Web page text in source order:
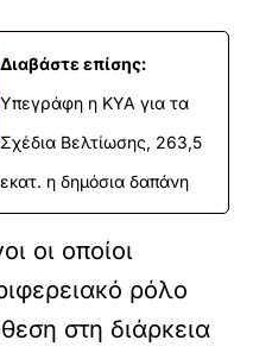
Διαβάστε επίσης:
Υπεγράφη η ΚΥΑ για τα
Σχέδια Βελτίωσης, 263,5
εκατ. η δημόσια δαπάνη
οι οποίοι
ρόλο
στη διάρκεια